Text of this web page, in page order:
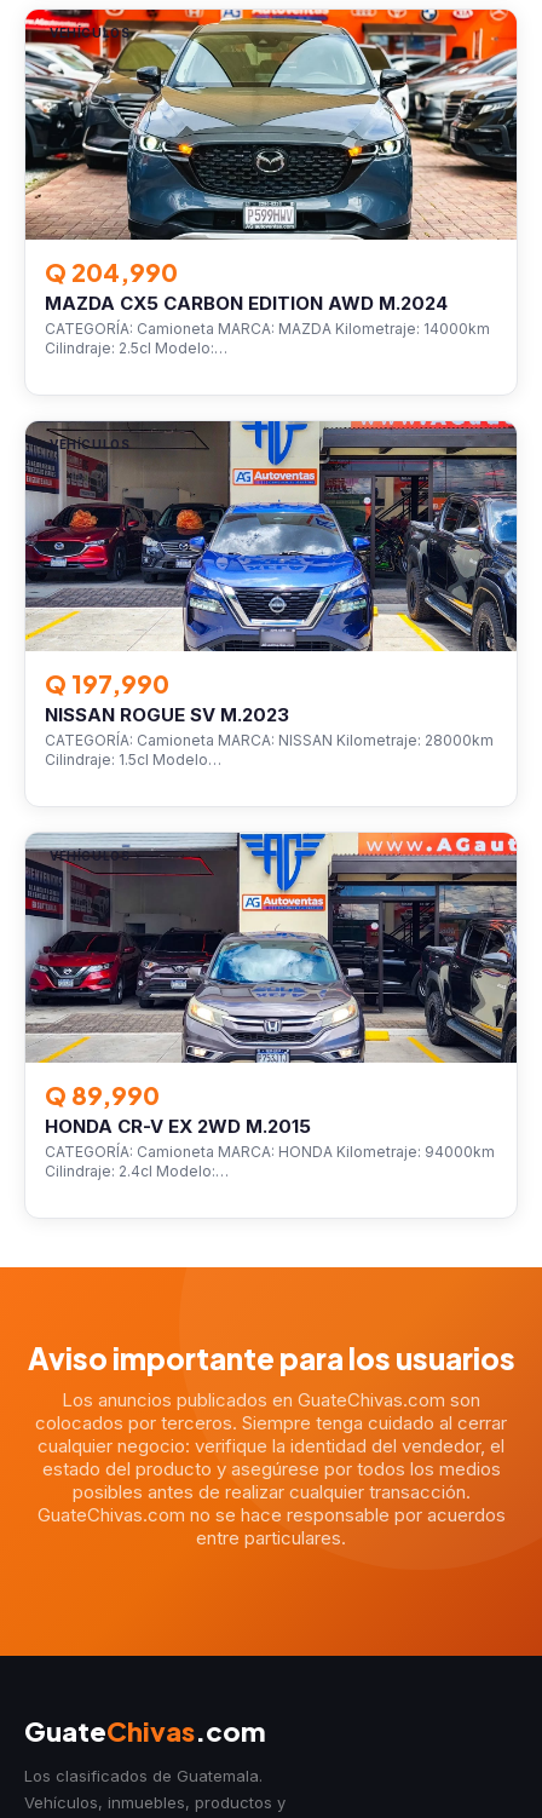
VEHÍCULOS
Q 204,990
MAZDA CX5 CARBON EDITION AWD M.2024
CATEGORÍA: Camioneta MARCA: MAZDA Kilometraje: 14000km
Cilindraje: 2.5cl Modelo:…
VEHÍCULOS
Q 197,990
NISSAN ROGUE SV M.2023
CATEGORÍA: Camioneta MARCA: NISSAN Kilometraje: 28000km
Cilindraje: 1.5cl Modelo…
VEHÍCULOS
Q 89,990
HONDA CR-V EX 2WD M.2015
CATEGORÍA: Camioneta MARCA: HONDA Kilometraje: 94000km
Cilindraje: 2.4cl Modelo:…
Aviso importante para los usuarios
Los anuncios publicados en GuateChivas.com son
colocados por terceros. Siempre tenga cuidado al cerrar
cualquier negocio: verifique la identidad del vendedor, el
estado del producto y asegúrese por todos los medios
posibles antes de realizar cualquier transacción.
GuateChivas.com no se hace responsable por acuerdos
entre particulares.
GuateChivas.com
Los clasificados de Guatemala.
Vehículos, inmuebles, productos y